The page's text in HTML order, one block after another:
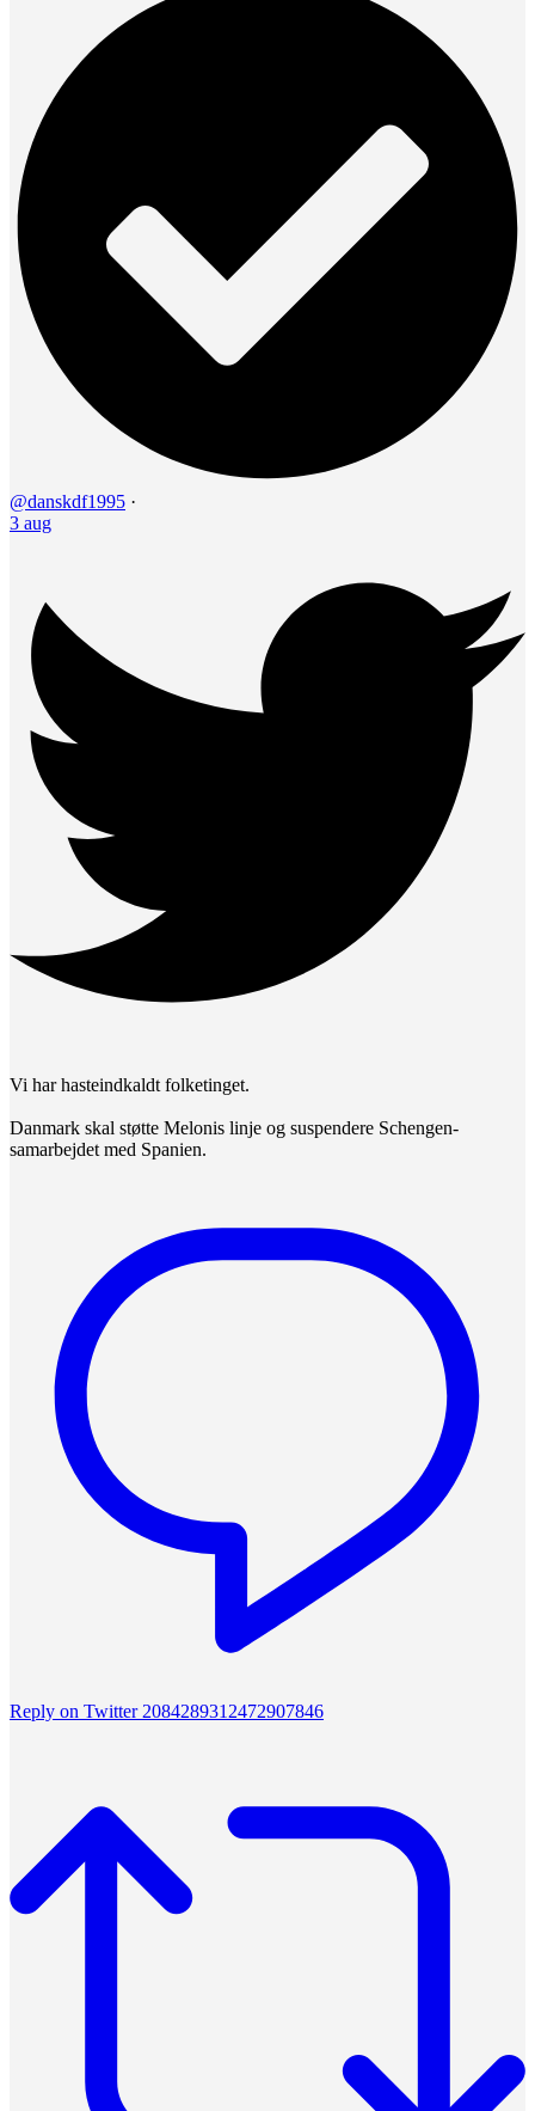
@danskdf1995 ·
3 aug
Vi har hasteindkaldt folketinget.
Danmark skal støtte Melonis linje og suspendere Schengen-
samarbejdet med Spanien.
Reply on Twitter 2084289312472907846